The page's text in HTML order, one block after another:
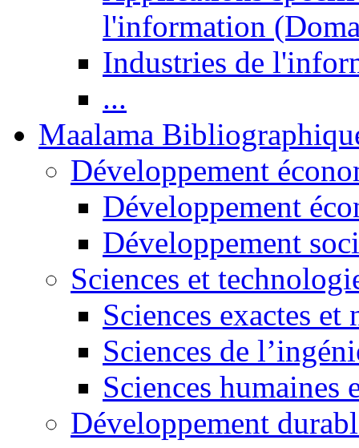
l'information
Industries de
...
Maalama
Développement
Développement
Développement
Sciences et
Sciences exactes et
Sciences de
Sciences humaines
Développement